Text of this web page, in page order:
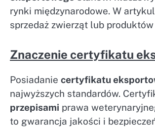
rynki międzynarodowe. W
sprzedaż zwierząt lub
Znaczenie certyfikatu
Posiadanie certyfikatu
najwyższych standardów.
przepisami prawa
to gwarancja jakości i